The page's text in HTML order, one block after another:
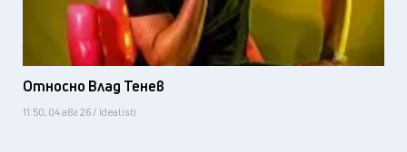
Относно Влад Тенев
11:50, 04 авг 26 / Idealisti